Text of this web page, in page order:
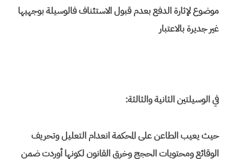
موضوع لإثارة الدفع بعدم قبول الاستئناف فالوسيلة بوجهيها
غير جديرة بالاعتبار
في الوسيلتين الثانية والثالثة:
حيث يعيب الطاعن على المحكمة انعدام التعليل وتحريف
الوقائع ومحتويات الحجج وخرق القانون لكونها أوردت ضمن